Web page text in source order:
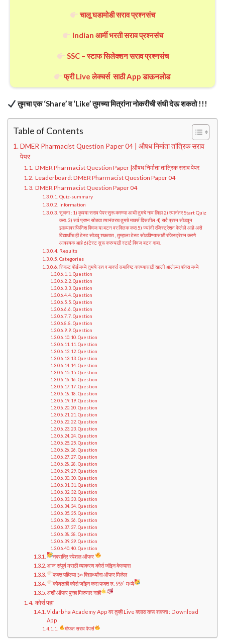
चालू घडामोडी सराव प्रश्नसंच
Indian आर्मी भरती सराव प्रश्नसंच
SSC – स्टाफ सिलेक्शन सराव प्रश्नसंच
फ्री Live लेक्चर्स साठी App डाऊनलोड
तुमचा एक ‘Share’ व ‘Like’ तुमच्या मित्रांना नोकरीची संधी देऊ शकतो !!!
Table of Contents
DMER Pharmacist Question Paper 04 | औषध निर्माता तांत्रिक सराव
पेपर
DMER Pharmacist Question Paper |औषध निर्माता तांत्रिक सराव पेपर
Leaderboard: DMER Pharmacist Question Paper 04
DMER Pharmacist Question Paper 04
Quiz-summary
Information
सूचना : 1) कृपया सराव पेपर सुरू करण्या आधी तुमचे नाव लिहा 2) त्यानंतर Start Quiz
करा. 3) सर्व प्रश्न सोडवा त्यानंतरच तुमचे मार्क्स दिसतील 4) सर्व प्रश्न सोडवून
झाल्यावर फिनिश क्विज या बटन वर क्लिक करा 5) ज्यांनी रजिस्ट्रेशन केलेले आहे असे
विद्यार्थीच ही टेस्ट सोडवू शकतात , तुम्हाला टेस्ट सोडविण्यासाठी रजिस्ट्रेशन करणे
आवश्यक आहे 6)टेस्ट सुरू करण्याठी स्टार्ट क्विज बटन दाबा.
Results
Categories
रिजल्ट बोर्ड मध्ये तुमचे नाव व मार्क्स समाविष्ट करण्यासाठी खाली आलेल्या बॉक्स मध्ये
1. Question
2. Question
3. Question
4. Question
5. Question
6. Question
7. Question
8. Question
9. Question
10. Question
11. Question
12. Question
13. Question
14. Question
15. Question
16. Question
17. Question
18. Question
19. Question
20. Question
21. Question
22. Question
23. Question
24. Question
25. Question
26. Question
27. Question
28. Question
29. Question
30. Question
31. Question
32. Question
33. Question
34. Question
35. Question
36. Question
37. Question
38. Question
39. Question
40. Question
नवरात्रि स्पेशल ऑफर
आज संपूर्ण मराठी व्याकरण कोर्स जॉइन केल्यास
फक्त पहिल्या ३० विद्यार्थ्यांना ऑफर मिळेल
कोणताही कोर्स जॉइन करा फक्त रु. 99/- मध्ये
अशी ऑफर पुन्हा मिळणार नाही
कोर्स पहा
Vidarbha Academy App वर तुम्ही Live क्लास करू शकता : Download
App
मोफत सराव पेपर्स